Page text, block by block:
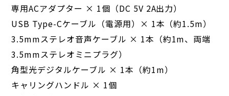
専用ACアダプター × 1個（DC 5V 2A出力）
USB Type-Cケーブル（電源用）× 1本（約1.5m）
3.5mmステレオ音声ケーブル × 1本（約1m、両端
3.5mmステレオミニプラグ）
角型光デジタルケーブル × 1本（約1m）
キャリングハンドル × 1個